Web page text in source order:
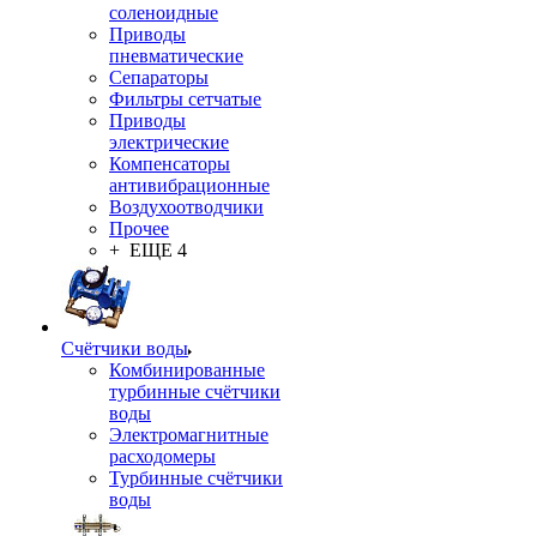
соленоидные
Приводы
пневматические
Сепараторы
Фильтры сетчатые
Приводы
электрические
Компенсаторы
антивибрационные
Воздухоотводчики
Прочее
+ ЕЩЕ 4
Счётчики воды
Комбинированные
турбинные счётчики
воды
Электромагнитные
расходомеры
Турбинные счётчики
воды